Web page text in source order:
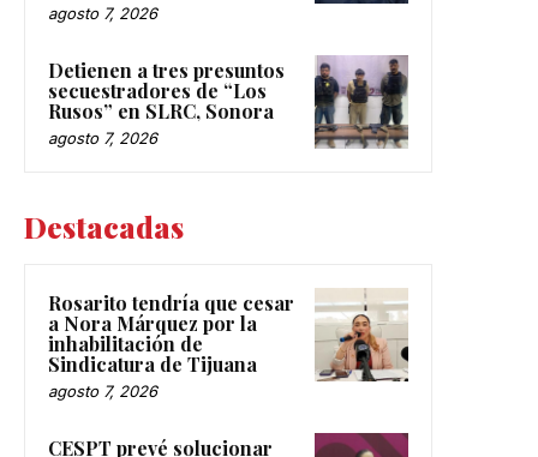
agosto 7, 2026
Detienen a tres presuntos
secuestradores de “Los
Rusos” en SLRC, Sonora
agosto 7, 2026
Destacadas
Rosarito tendría que cesar
a Nora Márquez por la
inhabilitación de
Sindicatura de Tijuana
agosto 7, 2026
CESPT prevé solucionar